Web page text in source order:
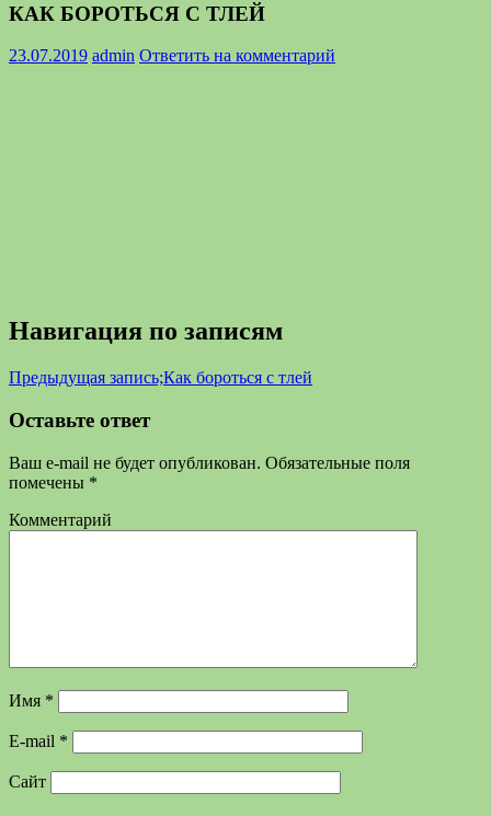
КАК БОРОТЬСЯ С ТЛЕЙ
23.07.2019 admin Ответить на комментарий
Навигация по записям
Предыдущая запись;Как бороться с тлей
Оставьте ответ
Ваш e-mail не будет опубликован. Обязательные поля
помечены *
Комментарий
Имя *
E-mail *
Сайт